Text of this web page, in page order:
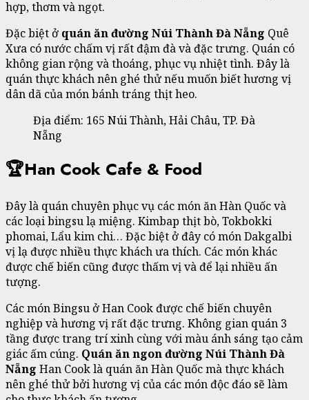
hợp, thơm và ngọt.
Đặc biệt ở quán ăn đường Núi Thành Đà Nẵng Quê
Xưa có nước chấm vị rất đậm đà và đặc trưng. Quán có
không gian rộng và thoáng, phục vụ nhiệt tình. Đây là
quán thực khách nên ghé thử nếu muốn biết hương vị
dân dã của món bánh tráng thịt heo.
Địa điểm: 165 Núi Thành, Hải Châu, TP. Đà
Nẵng
🏆Han Cook Cafe & Food
Đây là quán chuyên phục vụ các món ăn Hàn Quốc và
các loại bingsu lạ miệng. Kimbap thịt bò, Tokbokki
phomai, Lẩu kim chi… Đặc biệt ở đây có món Dakgalbi
vị lạ được nhiều thực khách ưa thích. Các món khác
được chế biến cũng được thấm vị và để lại nhiều ấn
tượng.
Các món Bingsu ở Han Cook được chế biến chuyên
nghiệp và hương vị rất đặc trưng. Không gian quán 3
tầng được trang trí xinh cùng với màu ánh sáng tạo cảm
giác ấm cúng. Quán ăn ngon đường Núi Thành Đà
Nẵng Han Cook là quán ăn Hàn Quốc mà thực khách
nên ghé thử bởi hương vị của các món độc đáo sẽ làm